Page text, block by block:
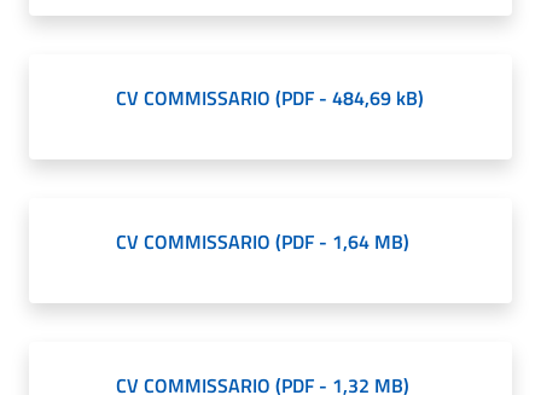
CV COMMISSARIO (PDF - 484,69 kB)
CV COMMISSARIO (PDF - 1,64 MB)
CV COMMISSARIO (PDF - 1,32 MB)